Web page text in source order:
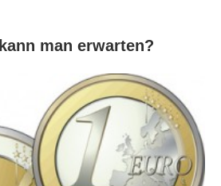
man erwarten?